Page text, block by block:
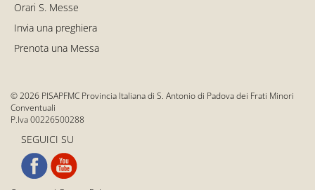
Orari S. Messe
Invia una preghiera
Prenota una Messa
© 2026 PISAPFMC Provincia Italiana di S. Antonio di Padova dei Frati Minori
Conventuali
P.Iva 00226500288
SEGUICI SU